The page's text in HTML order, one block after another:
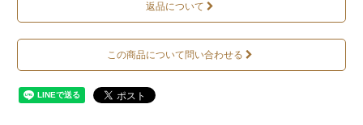
返品について
この商品について問い合わせる